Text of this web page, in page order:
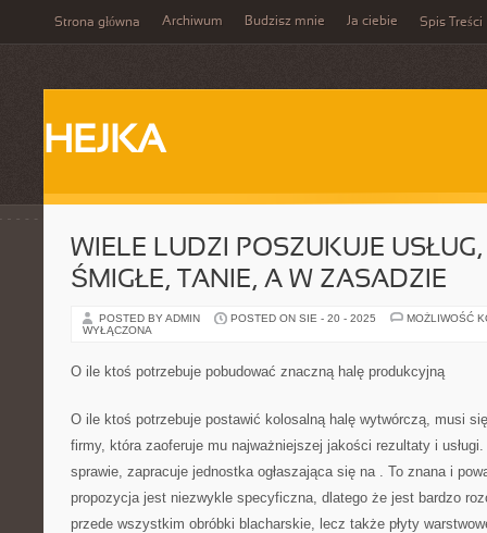
Strona główna Archiwum Budzisz mnie Ja ciebie Spis Treści
HEJKA
WIELE LUDZI POSZUKUJE
ŚMIGŁE, TANIE, A W ZASADZIE
POSTED BY ADMIN POSTED ON SIE - 20 - 2025
MOŻLIWOŚĆ
WYŁĄCZONA
O ile ktoś potrzebuje pobudować znaczną halę produkcyjną
O ile ktoś potrzebuje postawić kolosalną halę wytwórczą, musi
firmy, która zaoferuje mu najważniejszej jakości rezultaty i
sprawie, zapracuje jednostka ogłaszająca się na . To znana i
propozycja jest niezwykle specyficzna, dlatego że jest bardzo
przede wszystkim obróbki blacharskie, lecz także płyty